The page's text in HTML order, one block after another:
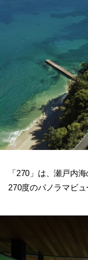
「270」は、瀬戸内
270度のパノラマビュ